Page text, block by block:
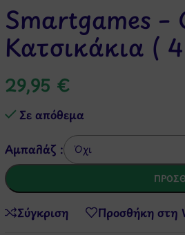
Smartgames –
Κατσικάκια (
29,95 €
Σε απόθεμα
Αμπαλάζ :
Σύγκριση Προσθήκη στη